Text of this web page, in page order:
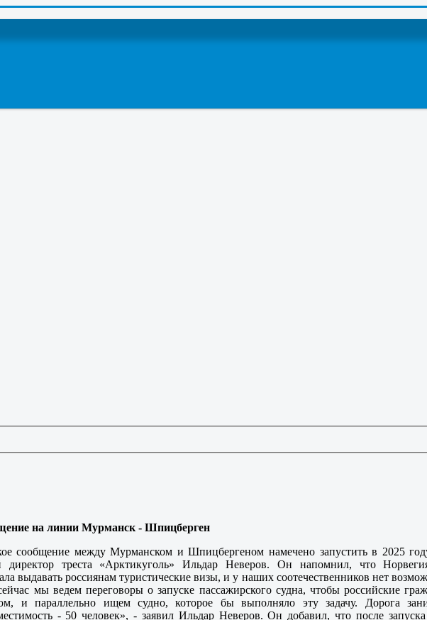
на линии Мурманск - Шпицберген
сообщение между Мурманском и Шпицбергеном намечено запустить в 2025
директор треста «Арктикуголь» Ильдар Неверов. Он напомнил, что
выдавать россиянам туристические визы, и у наших соотечественников нет
мы ведем переговоры о запуске пассажирского судна, чтобы российские
и параллельно ищем судно, которое бы выполняло эту задачу. Дорога
- 50 человек», - заявил Ильдар Неверов. Он добавил, что после